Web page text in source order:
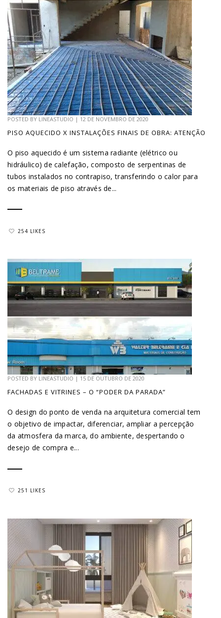
POSTED BY LINEASTUDIO | 12 DE NOVEMBRO DE 2020
PISO AQUECIDO X INSTALAÇÕES FINAIS DE OBRA: ATENÇÃO
O piso aquecido é um sistema radiante (elétrico ou
hidráulico) de calefação, composto de serpentinas de
tubos instalados no contrapiso, transferindo o calor para
os materiais de piso através de...
254 LIKES
POSTED BY LINEASTUDIO | 15 DE OUTUBRO DE 2020
FACHADAS E VITRINES – O “PODER DA PARADA”
O design do ponto de venda na arquitetura comercial tem
o objetivo de impactar, diferenciar, ampliar a percepção
da atmosfera da marca, do ambiente, despertando o
desejo de compra e...
251 LIKES